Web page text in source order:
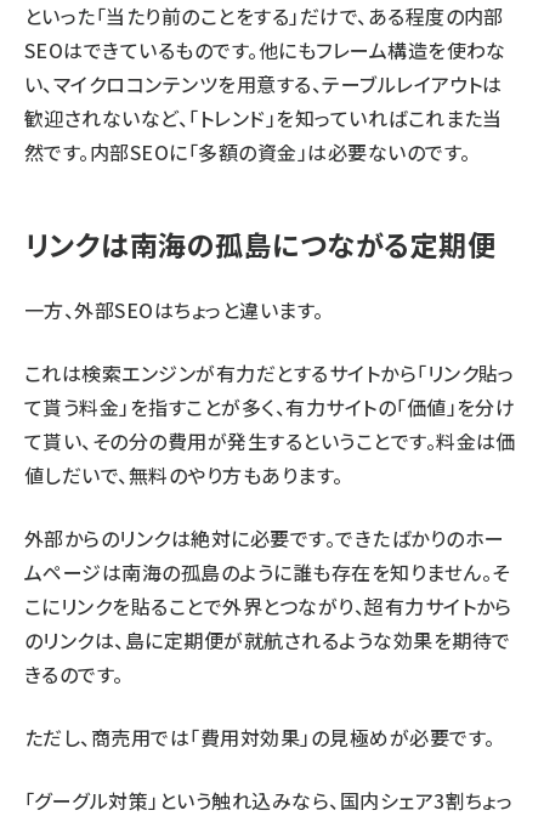
といった「当たり前のことをする」だけで、ある程度の内部
SEOはできているものです。他にもフレーム構造を使わな
い、マイクロコンテンツを用意する、テーブルレイアウトは
歓迎されないなど、「トレンド」を知っていればこれまた当
然です。内部SEOに「多額の資金」は必要ないのです。
リンクは南海の孤島につながる定期便
一方、外部SEOはちょっと違います。
これは検索エンジンが有力だとするサイトから「リンク貼っ
て貰う料金」を指すことが多く、有力サイトの「価値」を分け
て貰い、その分の費用が発生するということです。料金は価
値しだいで、無料のやり方もあります。
外部からのリンクは絶対に必要です。できたばかりのホー
ムページは南海の孤島のように誰も存在を知りません。そ
こにリンクを貼ることで外界とつながり、超有力サイトから
のリンクは、島に定期便が就航されるような効果を期待で
きるのです。
ただし、商売用では「費用対効果」の見極めが必要です。
「グーグル対策」という触れ込みなら、国内シェア3割ちょっ